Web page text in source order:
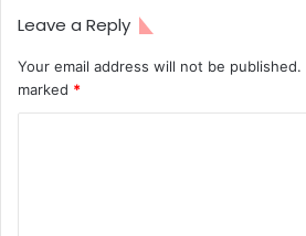
Leave a Reply
Your email address will not be published.
marked *